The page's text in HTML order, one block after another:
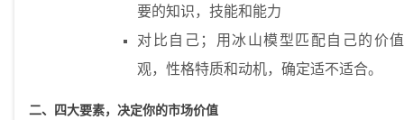
要的知识，技能和能力
对比自己；用冰山模型匹配自己的价值
观，性格特质和动机，确定适不适合。
二、四大要素，决定你的市场价值